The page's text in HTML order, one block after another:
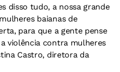
disso tudo, a nossa grande
baianas de
para que a gente pense
violência contra mulheres
Castro, diretora da